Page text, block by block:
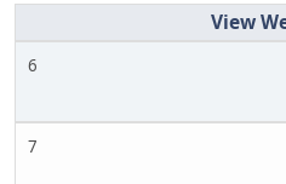
6
7